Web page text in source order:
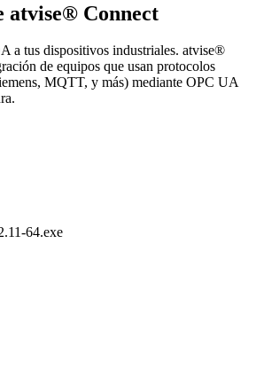
atvise® Connect
a tus dispositivos industriales. atvise®
de equipos que usan protocolos
MQTT, y más) mediante OPC UA
64.exe